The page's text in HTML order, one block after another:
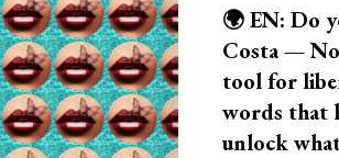
🌍 EN: Do
Costa —
tool for
words that
unlock